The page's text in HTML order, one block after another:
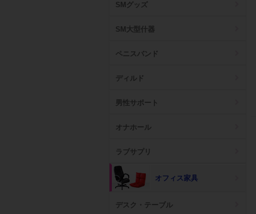
SMグッズ
SM大型什器
ペニスバンド
ディルド
男性サポート
オナホール
ラブサプリ
オフィス家具
デスク・テーブル